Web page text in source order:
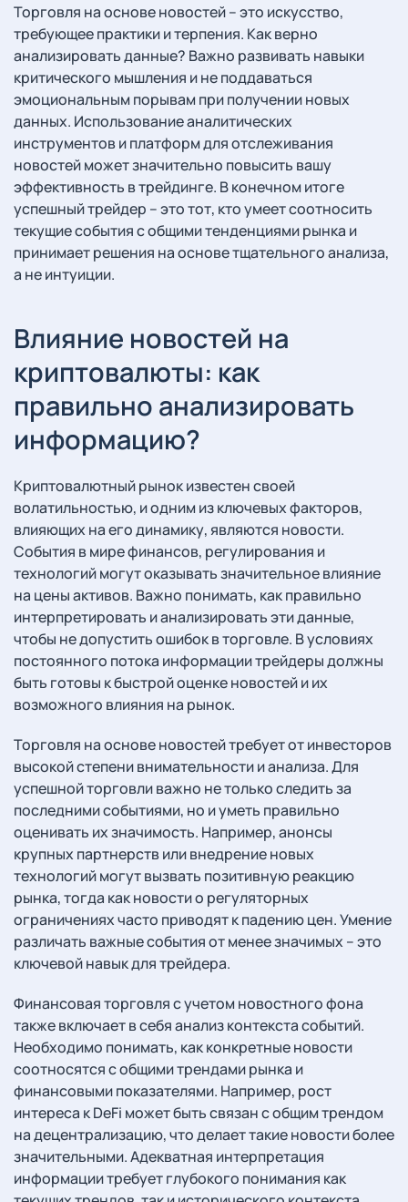
Торговля на основе новостей – это искусство,
требующее практики и терпения. Как верно
анализировать данные? Важно развивать навыки
критического мышления и не поддаваться
эмоциональным порывам при получении новых
данных. Использование аналитических
инструментов и платформ для отслеживания
новостей может значительно повысить вашу
эффективность в трейдинге. В конечном итоге
успешный трейдер – это тот, кто умеет соотносить
текущие события с общими тенденциями рынка и
принимает решения на основе тщательного анализа,
а не интуиции.
Влияние новостей на
криптовалюты: как
правильно анализировать
информацию?
Криптовалютный рынок известен своей
волатильностью, и одним из ключевых факторов,
влияющих на его динамику, являются новости.
События в мире финансов, регулирования и
технологий могут оказывать значительное влияние
на цены активов. Важно понимать, как правильно
интерпретировать и анализировать эти данные,
чтобы не допустить ошибок в торговле. В условиях
постоянного потока информации трейдеры должны
быть готовы к быстрой оценке новостей и их
возможного влияния на рынок.
Торговля на основе новостей требует от инвесторов
высокой степени внимательности и анализа. Для
успешной торговли важно не только следить за
последними событиями, но и уметь правильно
оценивать их значимость. Например, анонсы
крупных партнерств или внедрение новых
технологий могут вызвать позитивную реакцию
рынка, тогда как новости о регуляторных
ограничениях часто приводят к падению цен. Умение
различать важные события от менее значимых – это
ключевой навык для трейдера.
Финансовая торговля с учетом новостного фона
также включает в себя анализ контекста событий.
Необходимо понимать, как конкретные новости
соотносятся с общими трендами рынка и
финансовыми показателями. Например, рост
интереса к DeFi может быть связан с общим трендом
на децентрализацию, что делает такие новости более
значительными. Адекватная интерпретация
информации требует глубокого понимания как